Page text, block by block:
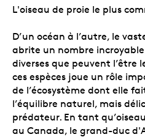
L'oiseau de proie le plus
D’un océan à l’autre, le
abrite un nombre incroyable
diverses que peuvent l’être
ces espèces joue un rôle
de l’écosystème dont elle
l’équilibre naturel, mais
prédateur. En tant
au Canada, le grand-duc